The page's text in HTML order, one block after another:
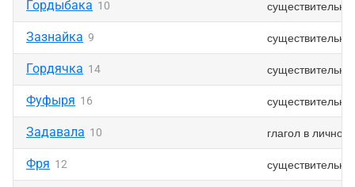
Гордыбака 10
Зазнайка 9
Гордячка 14
Фуфыря 16
Задавала 10 глагол в
Фря 12